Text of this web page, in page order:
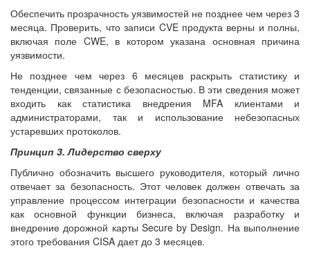
Обеспечить прозрачность уязвимостей не позднее чем через 3
месяца. Проверить, что записи CVE продукта верны и полны,
включая поле CWE, в котором указана основная причина
уязвимости.
Не позднее чем через 6 месяцев раскрыть статистику и
тенденции, связанные с безопасностью. В эти сведения может
входить как статистика внедрения MFA клиентами и
администраторами, так и использование небезопасных
устаревших протоколов.
Принцип 3. Лидерство сверху
Публично обозначить высшего руководителя, который лично
отвечает за безопасность. Этот человек должен отвечать за
управление процессом интеграции безопасности и качества
как основной функции бизнеса, включая разработку и
внедрение дорожной карты Secure by Design. На выполнение
этого требования CISA дает до 3 месяцев.